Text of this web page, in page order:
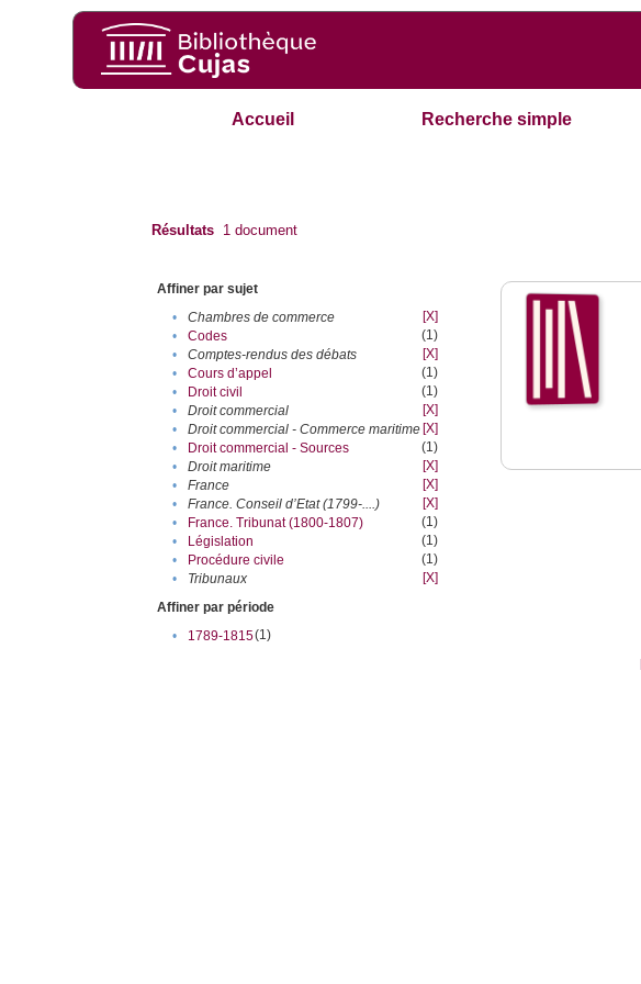
Accueil Recherche simple
Résultats 1 document
Affiner par sujet
•
Chambres de commerce
[X]
•
Codes
(1)
•
Comptes-rendus des débats
[X]
•
Cours d’appel
(1)
•
Droit civil
(1)
•
Droit commercial
[X]
•
Droit commercial - Commerce maritime [X]
•
Droit commercial - Sources
(1)
•
Droit maritime
[X]
•
France
[X]
•
France. Conseil d’Etat (1799-....)
[X]
•
France. Tribunat (1800-1807)
(1)
•
Législation
(1)
•
Procédure civile
(1)
•
Tribunaux
[X]
Affiner par période
•
1789-1815(1)